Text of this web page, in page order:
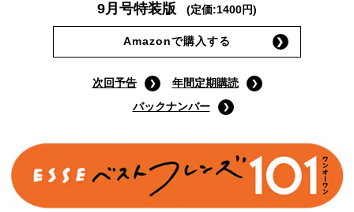
9月号特装版 (定価:1400円)
Amazonで購入する
次回予告
年間定期購読
バックナンバー